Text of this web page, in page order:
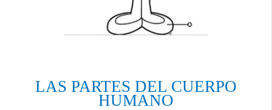
LAS PARTES DEL CUERPO
HUMANO